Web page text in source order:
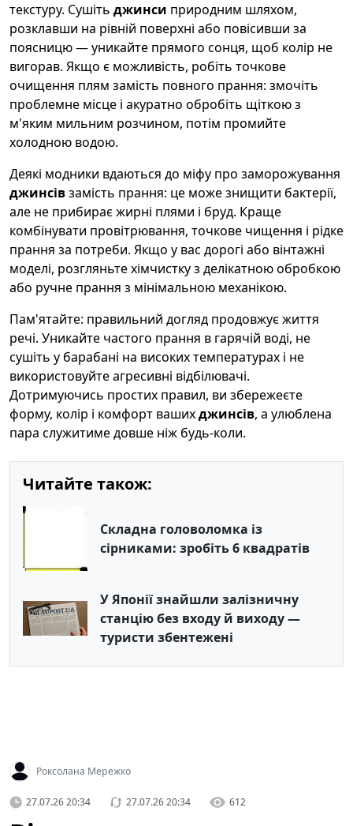
текстуру. Сушіть джинси природним шляхом,
розклавши на рівній поверхні або повісивши за
поясницю — уникайте прямого сонця, щоб колір не
вигорав. Якщо є можливість, робіть точкове
очищення плям замість повного прання: змочіть
проблемне місце і акуратно обробіть щіткою з
м'яким мильним розчином, потім промийте
холодною водою.
Деякі модники вдаються до міфу про заморожування
джинсівзамість прання: це може знищити бактерії,
але не прибирає жирні плями і бруд. Краще
комбінувати провітрювання, точкове чищення і рідке
прання за потреби. Якщо у вас дорогі або вінтажні
моделі, розгляньте хімчистку з делікатною обробкою
або ручне прання з мінімальною механікою.
Пам'ятайте: правильний догляд продовжує життя
речі. Уникайте частого прання в гарячій воді, не
сушіть у барабані на високих температурах і не
використовуйте агресивні відбілювачі.
Дотримуючись простих правил, ви збережеєте
форму, колір і комфорт вашихджинсів, а улюблена
пара служитиме довше ніж будь-коли.
Читайте також:
Складна головоломка із
сірниками: зробіть 6 квадратів
У Японії знайшли залізничну
станцію без входу й виходу —
туристи збентежені
Роксолана Мережко
27.07.26 20:34 27.07.26 20:34 612